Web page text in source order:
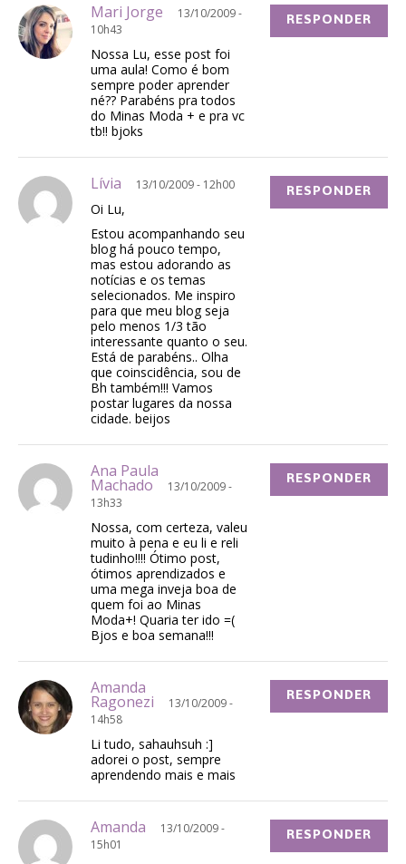
Mari Jorge
13/10/2009 -
10h43
Nossa Lu, esse post foi
uma aula! Como é bom
sempre poder aprender
né?? Parabéns pra todos
do Minas Moda + e pra vc
tb!! bjoks
RESPONDER
Lívia 13/10/2009 - 12h00
Oi Lu,
Estou acompanhando seu
blog há pouco tempo,
mas estou adorando as
notícias e os temas
selecionados. Me inspiro
para que meu blog seja
pelo menos 1/3 tão
interessante quanto o seu.
Está de parabéns.. Olha
que coinscidência, sou de
Bh também!!! Vamos
postar lugares da nossa
cidade. beijos
RESPONDER
Ana Paula
Machado
13/10/2009 -
13h33
Nossa, com certeza, valeu
muito à pena e eu li e reli
tudinho!!!! Ótimo post,
ótimos aprendizados e
uma mega inveja boa de
quem foi ao Minas
Moda+! Quaria ter ido =(
Bjos e boa semana!!!
RESPONDER
Amanda
Ragonezi
13/10/2009 -
14h58
Li tudo, sahauhsuh :]
adorei o post, sempre
aprendendo mais e mais
RESPONDER
Amanda
13/10/2009 -
15h01
RESPONDER